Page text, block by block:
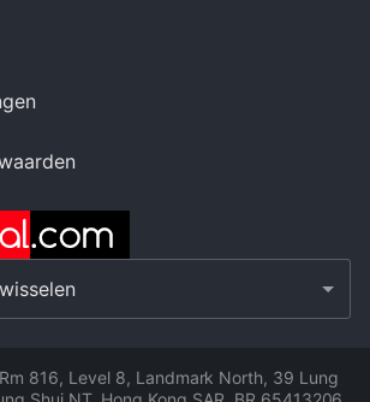
Rm 816, Level 8, Landmark North, 39 Lung